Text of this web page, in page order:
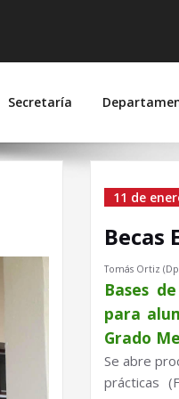
Suárez de
Secretaría
11 de
Becas
Tomás Ortiz
Bases
para
Grado
Se abre
prácticas